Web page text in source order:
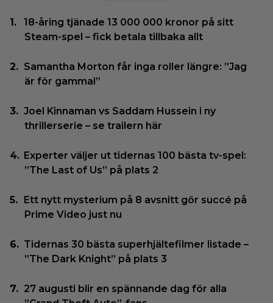
18-åring tjänade 13 000 000 kronor på sitt
Steam-spel – fick betala tillbaka allt
Samantha Morton får inga roller längre: ”Jag
är för gammal”
Joel Kinnaman vs Saddam Hussein i ny
thrillerserie – se trailern här
Experter väljer ut tidernas 100 bästa tv-spel:
”The Last of Us” på plats 2
Ett nytt mysterium på 8 avsnitt gör succé på
Prime Video just nu
Tidernas 30 bästa superhjältefilmer listade –
”The Dark Knight” på plats 3
27 augusti blir en spännande dag för alla